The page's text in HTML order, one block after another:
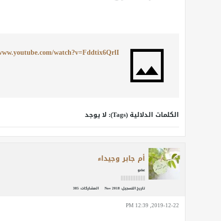
watch?v=Fddtix6QrlI
الكلمات الدلالية (Tags): لا يوجد
أم جابر وجيداء
عضو
تاريخ التسجيل:Nov 2018 المشاركات:385
2019-12-22, 12:39 PM